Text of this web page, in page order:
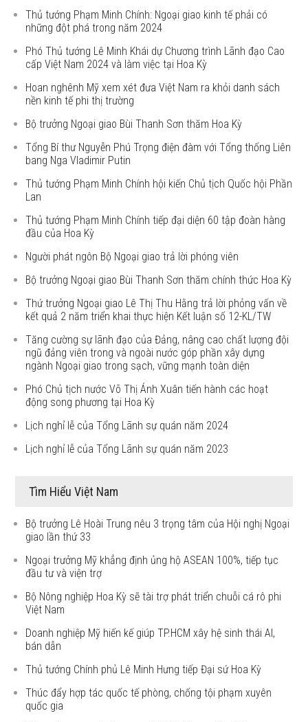
Thủ tướng Phạm Minh Chính: Ngoại giao kinh tế phải có
những đột phá trong năm 2024
Phó Thủ tướng Lê Minh Khái dự Chương trình Lãnh đạo Cao
cấp Việt Nam 2024 và làm việc tại Hoa Kỳ
Hoan nghênh Mỹ xem xét đưa Việt Nam ra khỏi danh sách
nền kinh tế phi thị trường
Bộ trưởng Ngoại giao Bùi Thanh Sơn thăm Hoa Kỳ
Tổng Bí thư Nguyễn Phú Trọng điện đàm với Tổng thống Liên
bang Nga Vladimir Putin
Thủ tướng Phạm Minh Chính hội kiến Chủ tịch Quốc hội Phần
Lan
Thủ tướng Phạm Minh Chính tiếp đại diện 60 tập đoàn hàng
đầu của Hoa Kỳ
Người phát ngôn Bộ Ngoại giao trả lời phóng viên
Bộ trưởng Ngoại giao Bùi Thanh Sơn thăm chính thức Hoa Kỳ
Thứ trưởng Ngoại giao Lê Thị Thu Hằng trả lời phỏng vấn về
kết quả 2 năm triển khai thực hiện Kết luận số 12-KL/TW
Tăng cường sự lãnh đạo của Đảng, nâng cao chất lượng đội
ngũ đảng viên trong và ngoài nước góp phần xây dựng
ngành Ngoại giao trong sạch, vững mạnh toàn diện
Phó Chủ tịch nước Võ Thị Ánh Xuân tiến hành các hoạt
động song phương tại Hoa Kỳ
Lịch nghỉ lễ của Tổng Lãnh sự quán năm 2024
Lịch nghỉ lễ của Tổng Lãnh sự quán năm 2023
Tìm Hiểu Việt Nam
Bộ trưởng Lê Hoài Trung nêu 3 trọng tâm của Hội nghị Ngoại
giao lần thứ 33
Ngoại trưởng Mỹ khẳng định ủng hộ ASEAN 100%, tiếp tục
đầu tư và viện trợ
Bộ Nông nghiệp Hoa Kỳ sẽ tài trợ phát triển chuỗi cá rô phi
Việt Nam
Doanh nghiệp Mỹ hiến kế giúp TP.HCM xây hệ sinh thái AI,
bán dẫn
Thủ tướng Chính phủ Lê Minh Hưng tiếp Đại sứ Hoa Kỳ
Thúc đẩy hợp tác quốc tế phòng, chống tội phạm xuyên
quốc gia